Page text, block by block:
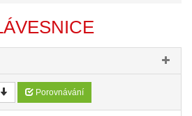
Porovnávání